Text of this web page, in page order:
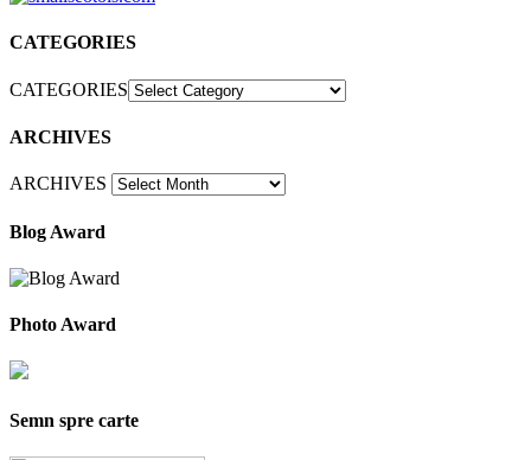
CATEGORIES
CATEGORIES
ARCHIVES
ARCHIVES
Blog Award
Photo Award
Semn spre carte